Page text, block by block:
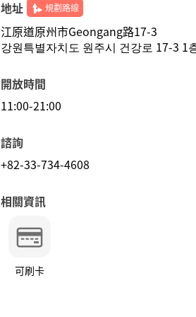
地址 規劃路線
江原道原州市Geongang路17-3
강원특별자치도 원주시 건강로 17-3 1
開放時間
11:00-21:00
諮詢
+82-33-734-4608
相關資訊
可刷卡